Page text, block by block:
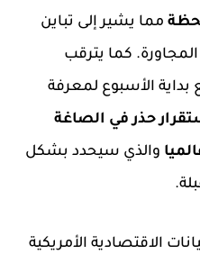
مما يشير إلى تباين
كما يترقب
بداية الأسبوع لمعرفة
حذر في الصاغة
والذي سيحدد بشكل
الاقتصادية الأمريكية